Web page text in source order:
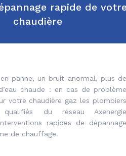
rapide de
chaudière
panne, un bruit anormal, plus de
chaude : en cas de problème
votre chaudière gaz les plombiers
qualifiés du réseau Axenergie
rapides de dépannage
de chauffage.